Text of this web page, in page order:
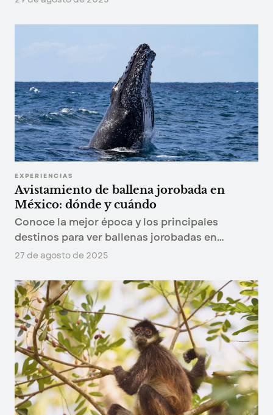
EXPERIENCIAS
Avistamiento de ballena jorobada en
México: dónde y cuándo
Conoce la mejor época y los principales
destinos para ver ballenas jorobadas en
México. Descubre cómo planear tu viaje, qué
27 de agosto de 2025